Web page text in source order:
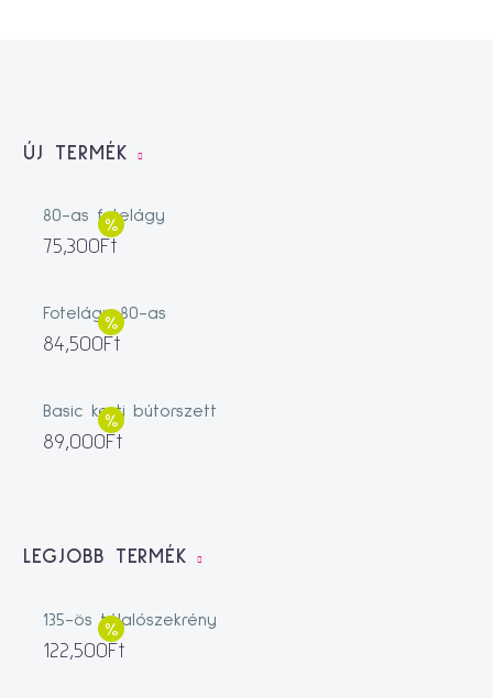
ÚJ TERMÉK
80-as fotelágy
75,300Ft
Fotelágy 80-as
84,500Ft
Basic kerti bútorszett
89,000Ft
LEGJOBB TERMÉK
135-ös tálalószekrény
122,500Ft